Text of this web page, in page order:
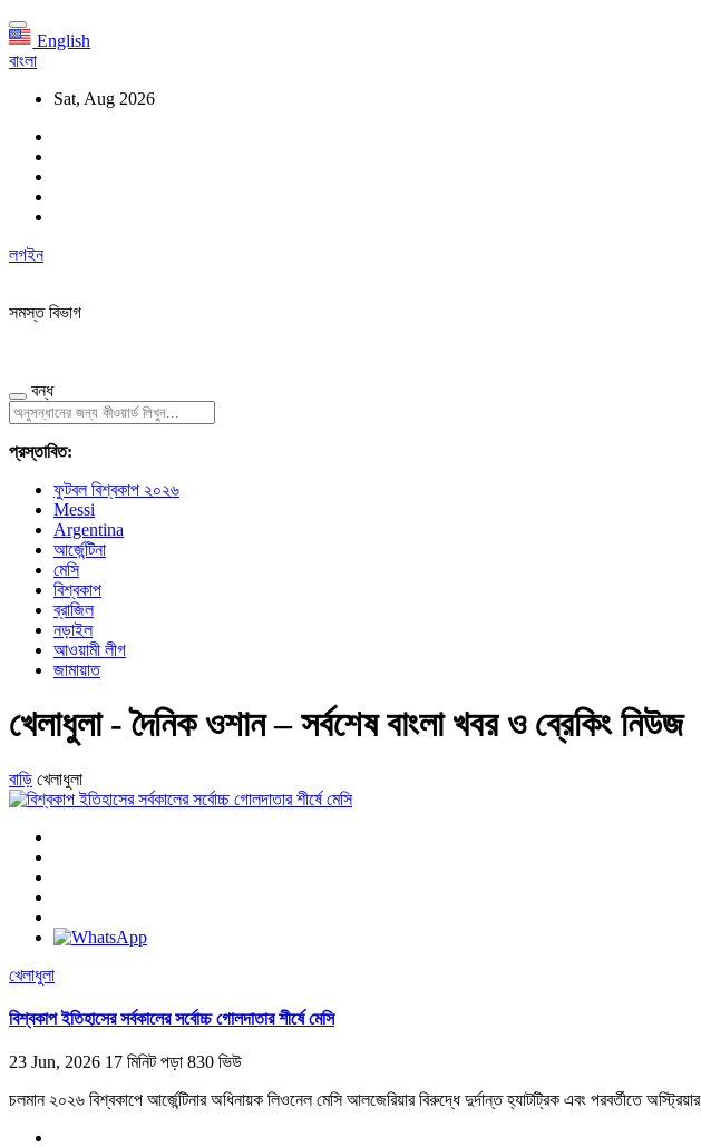
English
বাংলা
Sat, Aug 2026
লগইন
সমস্ত বিভাগ
বন্ধ
প্রস্তাবিত:
ফুটবল বিশ্বকাপ ২০২৬
Messi
Argentina
আর্জেন্টিনা
মেসি
বিশ্বকাপ
ব্রাজিল
নড়াইল
আওয়ামী লীগ
জামায়াত
খেলাধুলা - দৈনিক ওশান – সর্বশেষ বাংলা খবর ও ব্রেকিং নিউজ
বাড়ি খেলাধুলা
খেলাধুলা
বিশ্বকাপ ইতিহাসের সর্বকালের সর্বোচ্চ গোলদাতার শীর্ষে মেসি
23 Jun, 2026 17 মিনিট পড়া 830 ভিউ
চলমান ২০২৬ বিশ্বকাপে আর্জেন্টিনার অধিনায়ক লিওনেল মেসি আলজেরিয়ার বিরুদ্ধে দুর্দান্ত হ্যাটট্রিক এবং পরবর্তীতে অস্ট্রিয়ার